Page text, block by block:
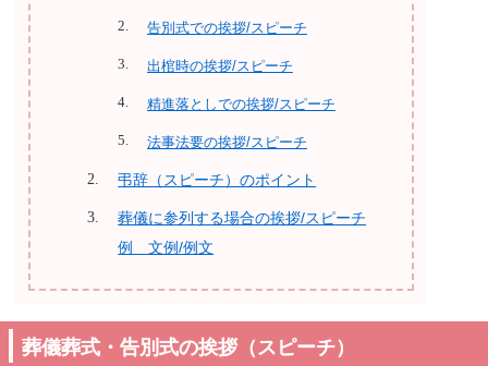
告別式での挨拶/スピーチ
出棺時の挨拶/スピーチ
精進落としでの挨拶/スピーチ
法事法要の挨拶/スピーチ
弔辞（スピーチ）のポイント
葬儀に参列する場合の挨拶/スピーチ
例 文例/例文
葬儀葬式・告別式の挨拶（スピーチ）